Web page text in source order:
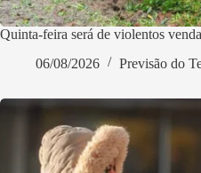
Quinta-feira será de violentos
06/08/2026
Previsão do